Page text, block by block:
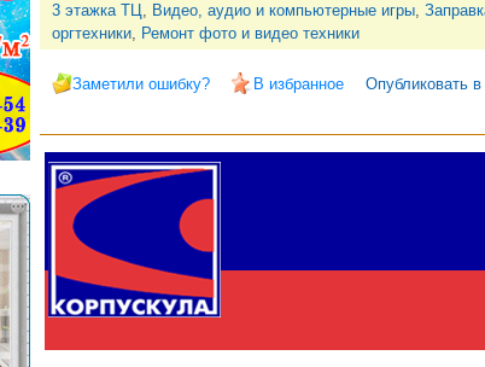
3 этажка ТЦ, Видео, аудио и компьютерные игры,
оргтехники, Ремонт фото и видео техники
Заметили ошибку? В избранное Опубликовать в